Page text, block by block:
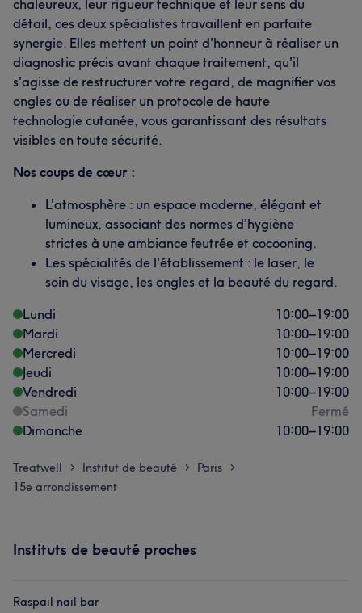
chaleureux, leur rigueur technique et leur sens du
détail, ces deux spécialistes travaillent en parfaite
synergie. Elles mettent un point d'honneur à réaliser un
diagnostic précis avant chaque traitement, qu'il
s'agisse de restructurer votre regard, de magnifier vos
ongles ou de réaliser un protocole de haute
technologie cutanée, vous garantissant des résultats
visibles en toute sécurité.
Nos coups de cœur :
L'atmosphère : un espace moderne, élégant et
lumineux, associant des normes d'hygiène
strictes à une ambiance feutrée et cocooning.
Les spécialités de l'établissement : le laser, le
soin du visage, les ongles et la beauté du regard.
Lundi
10:00–19:00
Mardi
10:00–19:00
Mercredi
10:00–19:00
Jeudi
10:00–19:00
Vendredi
10:00–19:00
Samedi
Fermé
Dimanche
10:00–19:00
Treatwell > Institut de beauté > Paris >
15e arrondissement
Instituts de beauté proches
Raspail nail bar